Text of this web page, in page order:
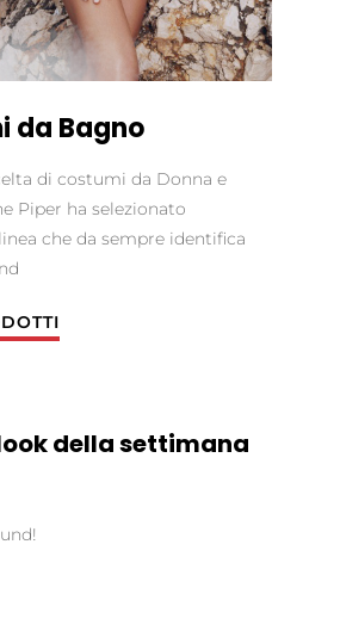
da Bagno
di costumi da Donna e
Piper ha selezionato
che da sempre identifica
della settimana